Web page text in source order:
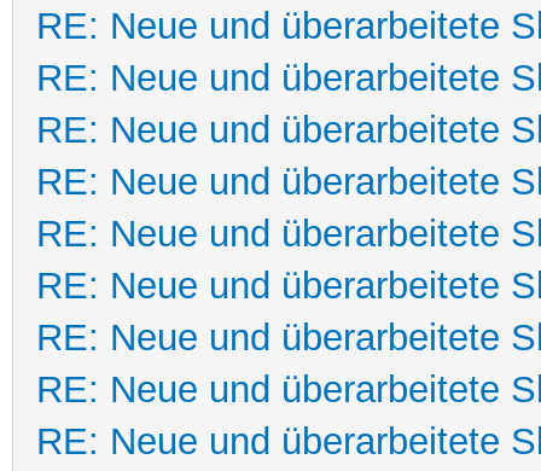
RE: Neue und überarbeitete
RE: Neue und überarbeitete
RE: Neue und überarbeitete
RE: Neue und überarbeitete
RE: Neue und überarbeitete
RE: Neue und überarbeitete
RE: Neue und überarbeitete
RE: Neue und überarbeitete
RE: Neue und überarbeitete